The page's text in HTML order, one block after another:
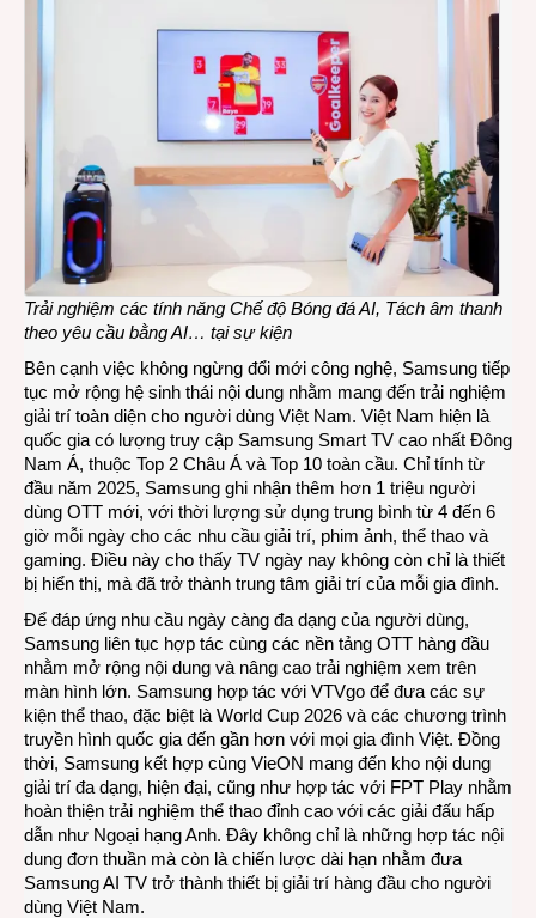
Trải nghiệm các tính năng Chế độ Bóng đá AI, Tách âm thanh
theo yêu cầu bằng AI… tại sự kiện
Bên cạnh việc không ngừng đổi mới công nghệ, Samsung tiếp
tục mở rộng hệ sinh thái nội dung nhằm mang đến trải nghiệm
giải trí toàn diện cho người dùng Việt Nam. Việt Nam hiện là
quốc gia có lượng truy cập Samsung Smart TV cao nhất Đông
Nam Á, thuộc Top 2 Châu Á và Top 10 toàn cầu. Chỉ tính từ
đầu năm 2025, Samsung ghi nhận thêm hơn 1 triệu người
dùng OTT mới, với thời lượng sử dụng trung bình từ 4 đến 6
giờ mỗi ngày cho các nhu cầu giải trí, phim ảnh, thể thao và
gaming. Điều này cho thấy TV ngày nay không còn chỉ là thiết
bị hiển thị, mà đã trở thành trung tâm giải trí của mỗi gia đình.
Để đáp ứng nhu cầu ngày càng đa dạng của người dùng,
Samsung liên tục hợp tác cùng các nền tảng OTT hàng đầu
nhằm mở rộng nội dung và nâng cao trải nghiệm xem trên
màn hình lớn. Samsung hợp tác với VTVgo để đưa các sự
kiện thể thao, đặc biệt là World Cup 2026 và các chương trình
truyền hình quốc gia đến gần hơn với mọi gia đình Việt. Đồng
thời, Samsung kết hợp cùng VieON mang đến kho nội dung
giải trí đa dạng, hiện đại, cũng như hợp tác với FPT Play nhằm
hoàn thiện trải nghiệm thể thao đỉnh cao với các giải đấu hấp
dẫn như Ngoại hạng Anh. Đây không chỉ là những hợp tác nội
dung đơn thuần mà còn là chiến lược dài hạn nhằm đưa
Samsung AI TV trở thành thiết bị giải trí hàng đầu cho người
dùng Việt Nam.